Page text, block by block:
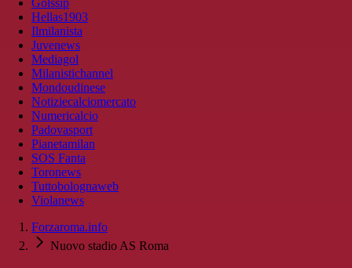
Golssip
Hellas1903
Ilmilanista
Juvenews
Mediagol
Milanistichannel
Mondoudinese
Notiziecalciomercato
Numericalcio
Padovasport
Pianetamilan
SOS Fanta
Toronews
Tuttobolognaweb
Violanews
Forzaroma.info
Nuovo stadio AS Roma